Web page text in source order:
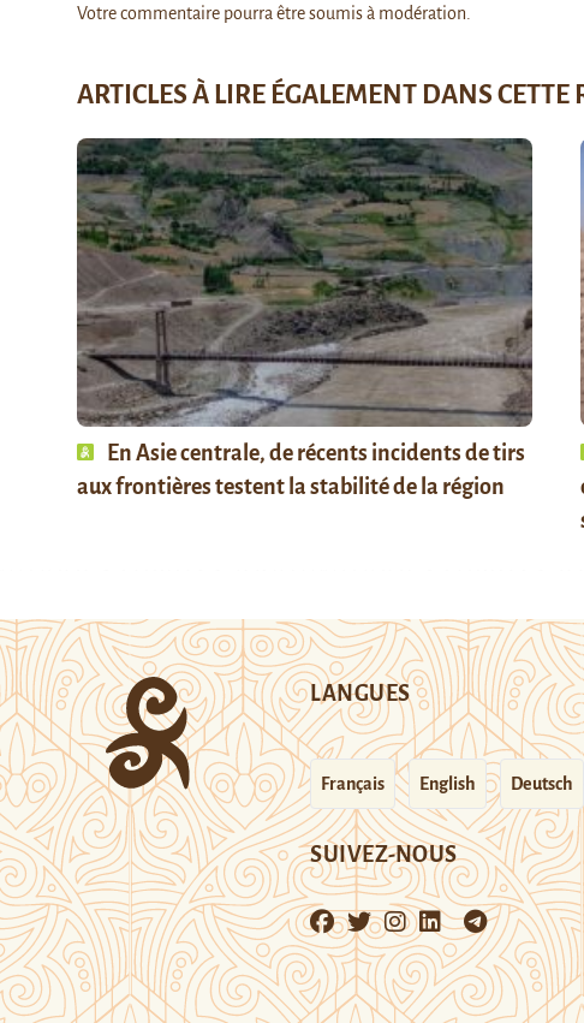
Votre commentaire pourra être soumis à modération.
ARTICLES À LIRE ÉGALEMENT DANS CETTE
En Asie centrale, de récents incidents de tirs
aux frontières testent la stabilité de la région
LANGUES
Français English Deutsch
SUIVEZ-NOUS